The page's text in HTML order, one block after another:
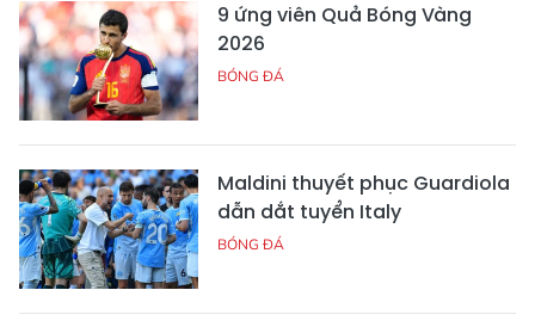
9 ứng viên Quả Bóng Vàng
2026
BÓNG ĐÁ
Maldini thuyết phục Guardiola
dẫn dắt tuyển Italy
BÓNG ĐÁ